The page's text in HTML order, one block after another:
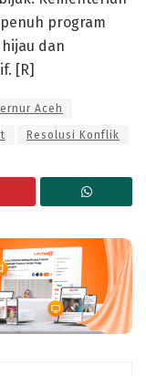
program
dan
[R]
Aceh
Resolusi Konflik